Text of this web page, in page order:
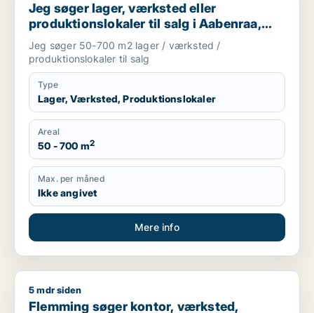
Jeg søger lager, værksted eller
produktionslokaler til salg i Aabenraa,
Rødekro eller Gråsten m.fl.
Jeg søger 50-700 m2 lager / værksted /
produktionslokaler til salg
Type
Lager, Værksted, Produktionslokaler
Areal
50 - 700 m2
Max. per måned
Ikke angivet
Mere info
Flemming søger kontor, værksted, restaurant,
5 mdr siden
Flemming søger kontor, værksted,